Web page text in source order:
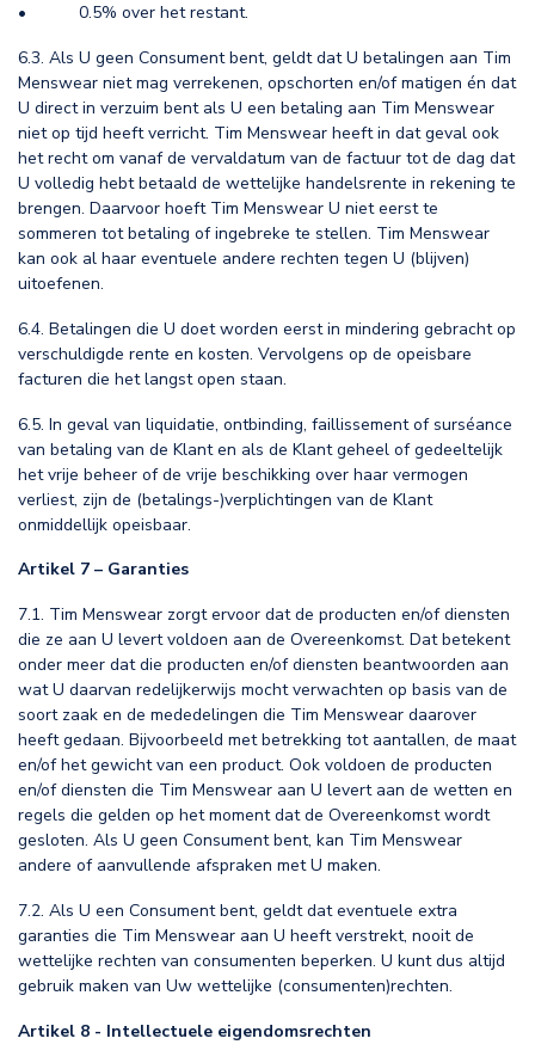
• 0.5% over het restant.
6.3. Als U geen Consument bent, geldt dat U betalingen aan Tim
Menswear niet mag verrekenen, opschorten en/of matigen én dat
U direct in verzuim bent als U een betaling aan Tim Menswear
niet op tijd heeft verricht. Tim Menswear heeft in dat geval ook
het recht om vanaf de vervaldatum van de factuur tot de dag dat
U volledig hebt betaald de wettelijke handelsrente in rekening te
brengen. Daarvoor hoeft Tim Menswear U niet eerst te
sommeren tot betaling of ingebreke te stellen. Tim Menswear
kan ook al haar eventuele andere rechten tegen U (blijven)
uitoefenen.
6.4. Betalingen die U doet worden eerst in mindering gebracht op
verschuldigde rente en kosten. Vervolgens op de opeisbare
facturen die het langst open staan.
6.5. In geval van liquidatie, ontbinding, faillissement of surséance
van betaling van de Klant en als de Klant geheel of gedeeltelijk
het vrije beheer of de vrije beschikking over haar vermogen
verliest, zijn de (betalings-)verplichtingen van de Klant
onmiddellijk opeisbaar.
Artikel 7 – Garanties
7.1. Tim Menswear zorgt ervoor dat de producten en/of diensten
die ze aan U levert voldoen aan de Overeenkomst. Dat betekent
onder meer dat die producten en/of diensten beantwoorden aan
wat U daarvan redelijkerwijs mocht verwachten op basis van de
soort zaak en de mededelingen die Tim Menswear daarover
heeft gedaan. Bijvoorbeeld met betrekking tot aantallen, de maat
en/of het gewicht van een product. Ook voldoen de producten
en/of diensten die Tim Menswear aan U levert aan de wetten en
regels die gelden op het moment dat de Overeenkomst wordt
gesloten. Als U geen Consument bent, kan Tim Menswear
andere of aanvullende afspraken met U maken.
7.2. Als U een Consument bent, geldt dat eventuele extra
garanties die Tim Menswear aan U heeft verstrekt, nooit de
wettelijke rechten van consumenten beperken. U kunt dus altijd
gebruik maken van Uw wettelijke (consumenten)rechten.
Artikel 8 - Intellectuele eigendomsrechten